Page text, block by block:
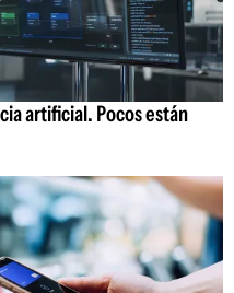
artificial. Pocos están